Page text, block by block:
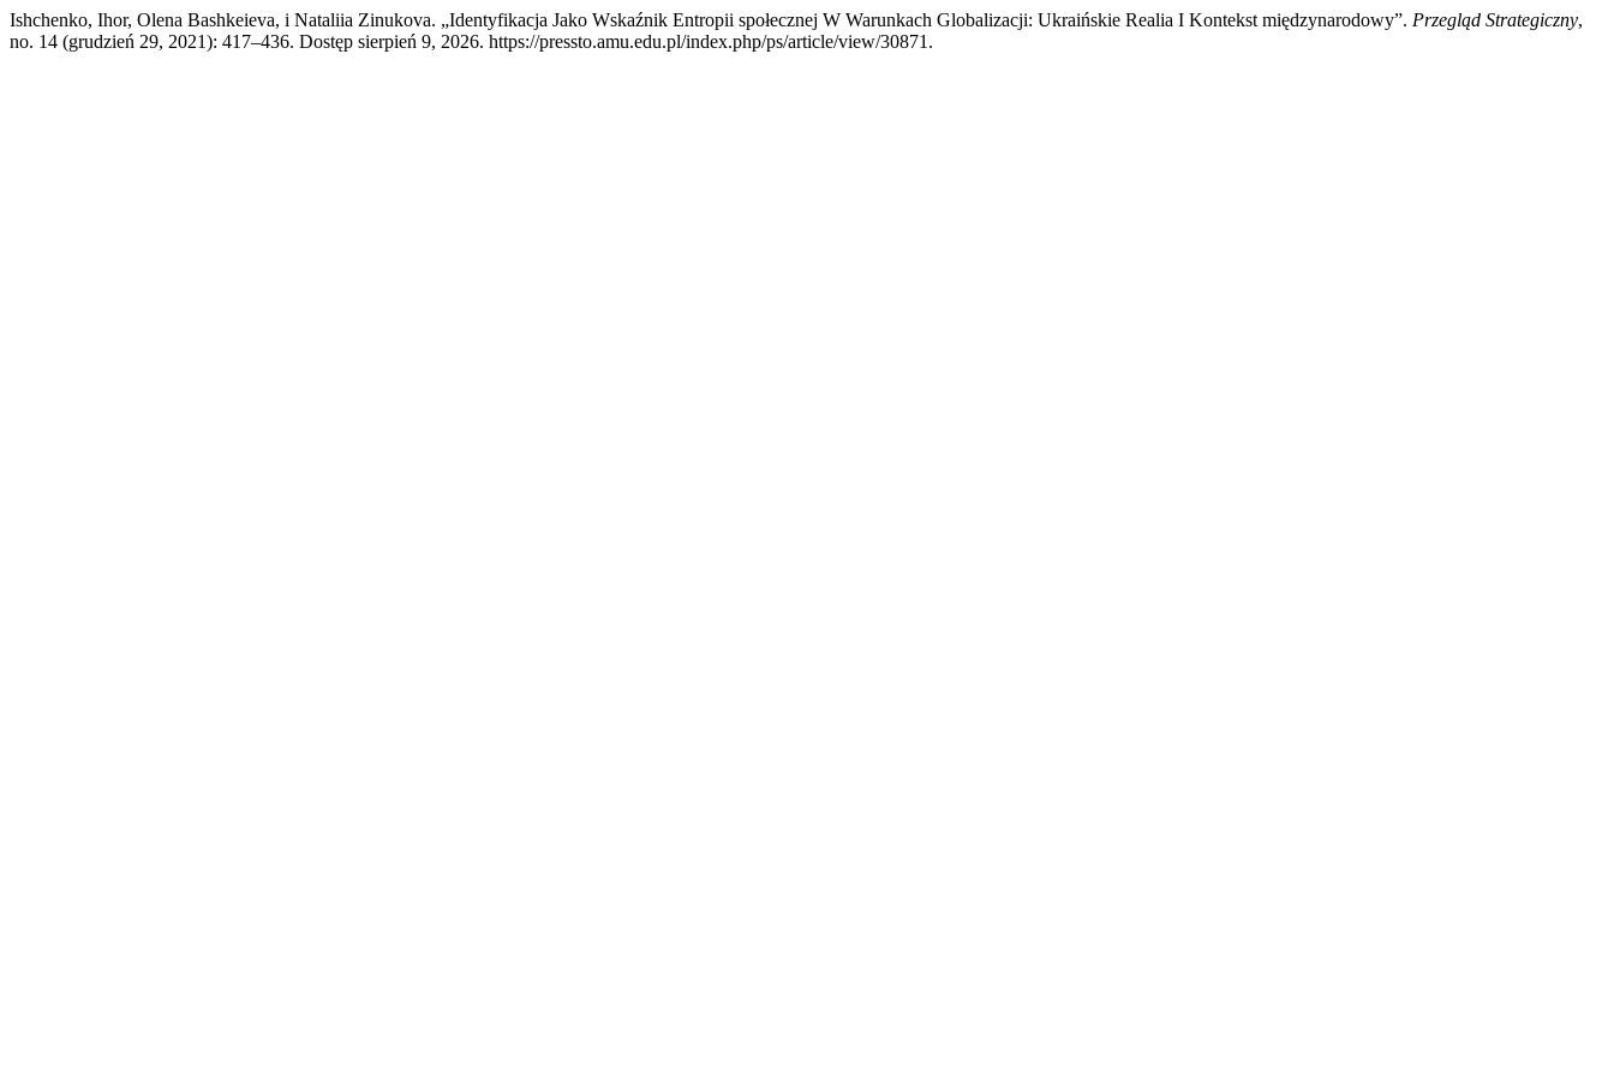
Ishchenko, Ihor, Olena Bashkeieva, i Nataliia Zinukova. „Identyfikacja Jako Wskaźnik Entropii społecznej W Warunkach Globalizacji: Ukraińskie Realia I Kontekst międzynarodowy”. Przegląd Strategiczny,
no. 14 (grudzień 29, 2021): 417–436. Dostęp sierpień 9, 2026. https://pressto.amu.edu.pl/index.php/ps/article/view/30871.